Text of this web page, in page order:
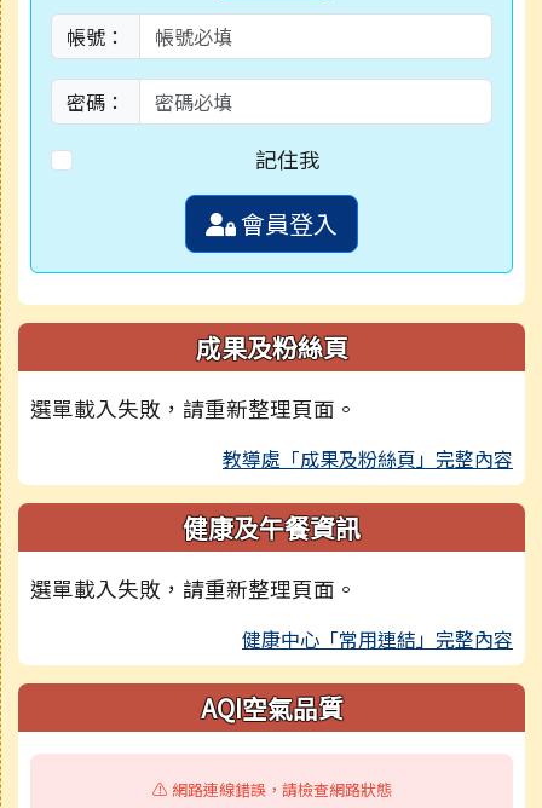
帳號：
密碼：
記住我
會員登入
成果及粉絲頁
選單載入失敗，請重新整理頁面。
教導處「成果及粉絲頁」完整內容
健康及午餐資訊
選單載入失敗，請重新整理頁面。
健康中心「常用連結」完整內容
AQI空氣品質
⚠️ 網路連線錯誤，請檢查網路狀態